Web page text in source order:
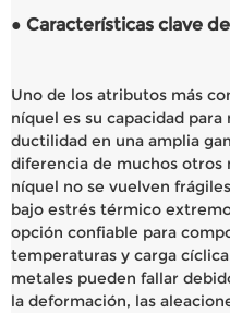
● Características clave
Uno de los atributos más
níquel es su capacidad
ductilidad en una amplia
diferencia de muchos otros
níquel no se vuelven
bajo estrés térmico
opción confiable para
temperaturas y carga
metales pueden fallar
la deformación, las